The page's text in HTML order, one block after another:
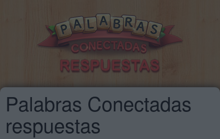
Palabras Conectadas
respuestas